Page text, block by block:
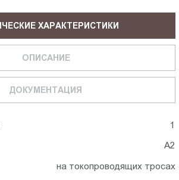
ХАРАКТЕРИСТИКИ
ОПИСАНИЕ
ДОКУМЕНТАЦИЯ
1
А2
на токопроводящих тросах